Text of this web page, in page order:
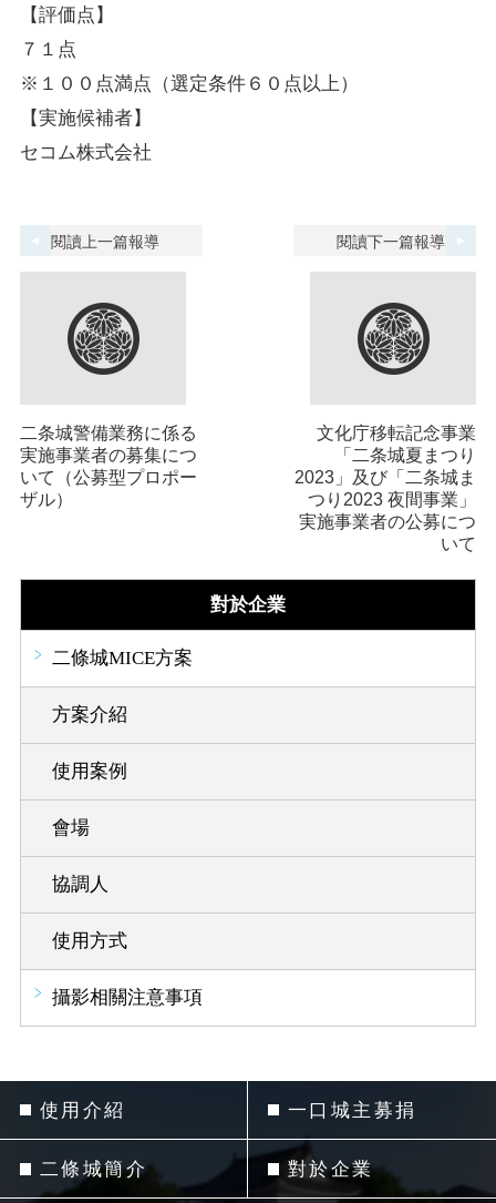
【評価点】
７１点
※１００点満点（選定条件６０点以上）
【実施候補者】
セコム株式会社
閱讀上一篇報導
二条城警備業務に係る
実施事業者の募集につ
いて（公募型プロポー
ザル）
閱讀下一篇報導
文化庁移転記念事業
「二条城夏まつり
2023」及び「二条城ま
つり2023 夜間事業」
実施事業者の公募につ
いて
對於企業
二條城MICE方案
方案介紹
使用案例
會場
協調人
使用方式
攝影相關注意事項
使用介紹
二條城簡介
一口城主募捐
對於企業